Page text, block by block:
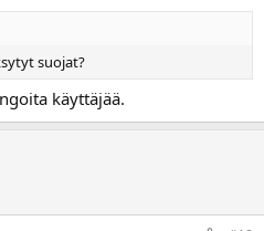
suojat?
käyttäjää.